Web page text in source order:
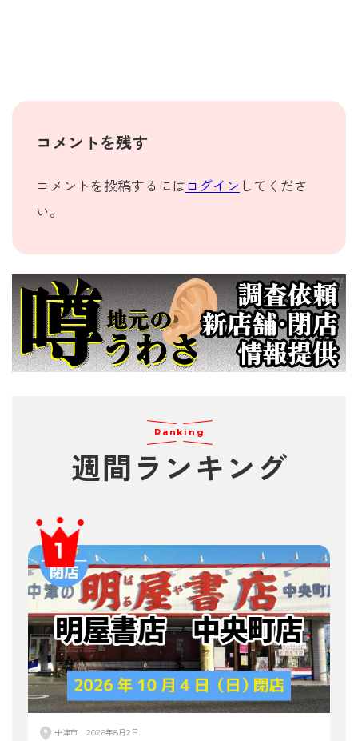
コメントを残す
コメントを投稿するには ログイン してくださ
い。
Ranking
週間 ランキング
中津市 2026年8月2日